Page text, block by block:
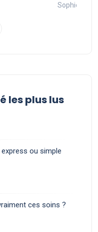
Sophie
les plus lus
ou simple
ces soins ?